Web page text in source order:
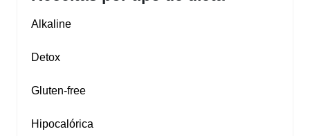
Alkaline
Detox
Gluten‑free
Hipocalórica